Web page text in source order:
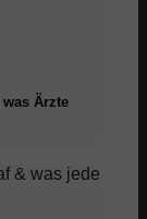
Ärzte